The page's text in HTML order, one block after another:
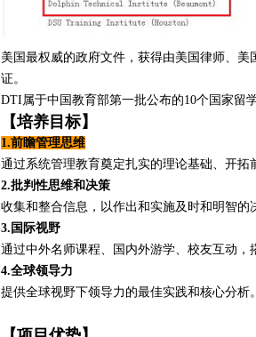
美国最权威的政府文件，获得由美国律师、
证。
DTI属于中国教育部第一批公布的10个国家留
【培养目标】
1.前瞻管理思维
通过系统管理教育奠定扎实的理论基础、开拓
2.批判性思维和决策
收集和整合信息，以作出和实施及时和明智的
3.国际视野
通过中外名师课程、国内外游学、校友互动，
4.全球领导力
提供全球视野下领导力的最佳实践和核心分析。